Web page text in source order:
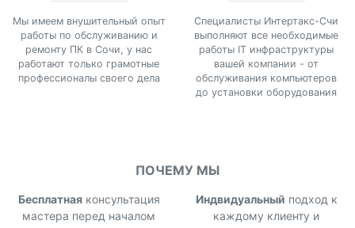
Мы имеем внушительный опыт
работы по обслуживанию и
ремонту ПК в Сочи, у нас
работают только грамотные
профессионалы своего дела
Специалисты Интертакс-Счи
выполняют все необходимые
работы IT инфраструктуры
вашей компании - от
обслуживания компьютеров
до установки оборудования
ПОЧЕМУ МЫ
Бесплатнаяконсультация
мастера перед началом
Индвидуальный подход к
каждому клиенту и